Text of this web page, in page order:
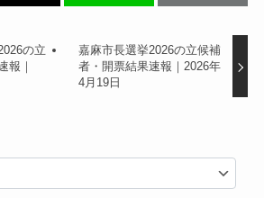
の立
報｜
嘉麻市長選挙2026の立候補
者・開票結果速報｜2026年
4月19日